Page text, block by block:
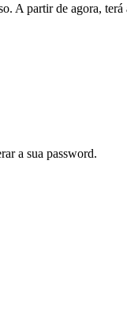
A partir de agora,
a sua password.